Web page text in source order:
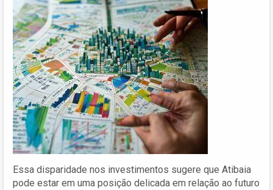
Essa disparidade nos investimentos sugere que Atibaia
pode estar em uma posição delicada em relação ao futuro